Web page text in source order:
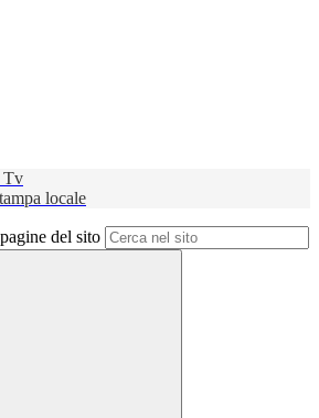
Tv
locale
del sito